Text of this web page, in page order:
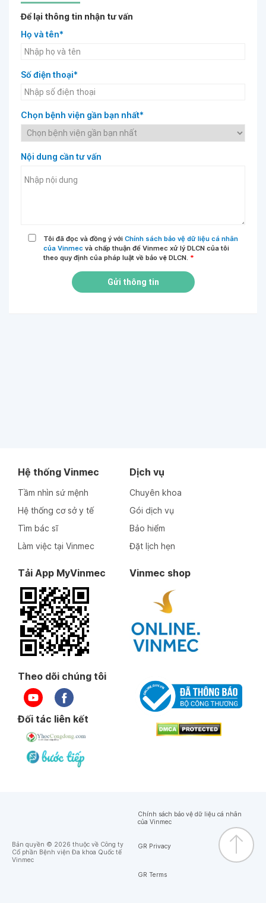
Để lại thông tin nhận tư vấn
Họ và tên*
Số điện thoại*
Chọn bệnh viện gần bạn nhất*
Nội dung cần tư vấn
Tôi đã đọc và đồng ý với Chính sách bảo vệ dữ liệu cá nhân
của Vinmec và chấp thuận để Vinmec xử lý DLCN của tôi
theo quy định của pháp luật về bảo vệ DLCN. *
Gửi thông tin
Hệ thống Vinmec
Tầm nhìn sứ mệnh
Hệ thống cơ sở y tế
Tìm bác sĩ
Làm việc tại Vinmec
Dịch vụ
Chuyên khoa
Gói dịch vụ
Bảo hiểm
Đặt lịch hẹn
Tải App MyVinmec Vinmec shop
Theo dõi chúng tôi
Đối tác liên kết
Bản quyền © 2026 thuộc về Công ty
Cổ phần Bệnh viện Đa khoa Quốc tế
Vinmec
Chính sách bảo vệ dữ liệu cá nhân
của Vinmec
GR Privacy
GR Terms